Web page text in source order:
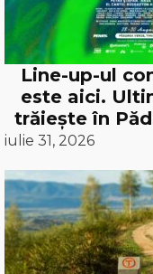
Line-up-ul
este aici.
trăiește în
iulie 31, 2026